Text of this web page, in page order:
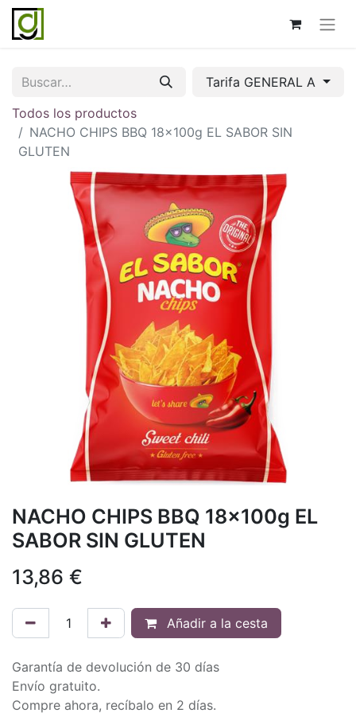
Tarifa GENERAL A
Todos los productos
NACHO CHIPS BBQ 18x100g EL SABOR SIN
GLUTEN
NACHO CHIPS BBQ 18x100g EL
SABOR SIN GLUTEN
13,86 €
Añadir a la cesta
Garantía de devolución de 30 días
Envío gratuito.
Compre ahora, recíbalo en 2 días.